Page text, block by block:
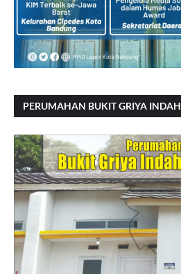
PERUMAHAN BUKIT GRIYA INDAH